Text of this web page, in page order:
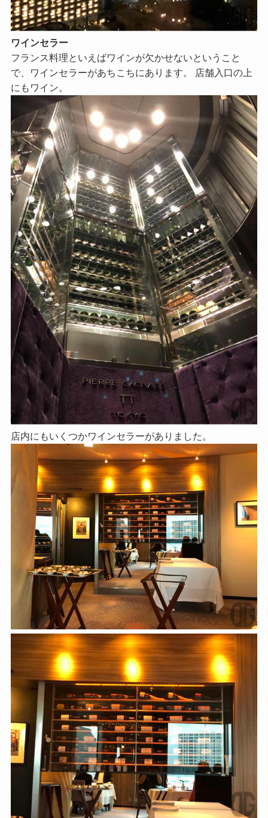
ワインセラー
フランス料理といえばワインが欠かせないということ
で、ワインセラーがあちこちにあります。 店舗入口の上
にもワイン。
店内にもいくつかワインセラーがありました。